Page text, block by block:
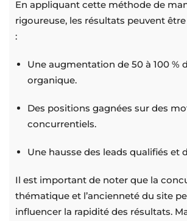
En appliquant cette méthode de
rigoureuse, les résultats peuvent
:
Une augmentation de 50 à 100 %
organique.
Des positions gagnées sur des
concurrentiels.
Une hausse des leads qualifiés et
Il est important de noter que la
thématique et l’ancienneté du site
influencer la rapidité des résultats.